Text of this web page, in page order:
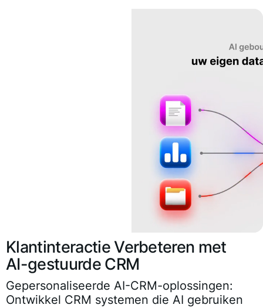
Klantinteractie Verbeteren met
AI-gestuurde CRM
Gepersonaliseerde AI-CRM-oplossingen:
Ontwikkel CRM systemen die AI gebruiken